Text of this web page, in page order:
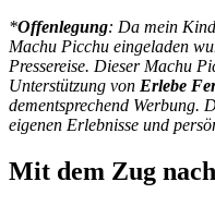
*Offenlegung: Da mein
Machu Picchu eingeladen
Pressereise. Dieser Machu
Unterstützung von Erlebe
dementsprechend Werbung.
eigenen Erlebnisse und
Mit dem Zug